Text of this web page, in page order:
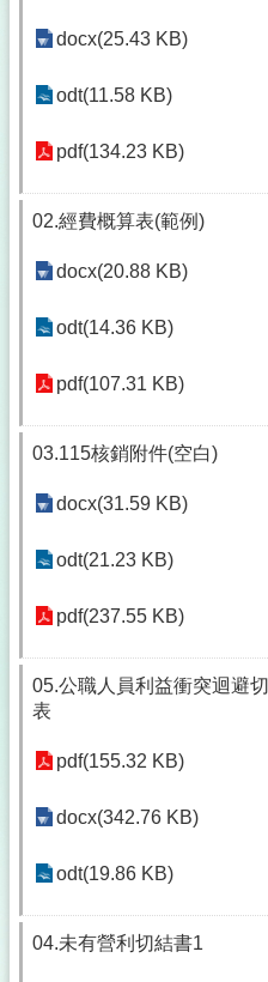
docx(25.43 KB)
odt(11.58 KB)
pdf(134.23 KB)
02.經費概算表(範例)
docx(20.88 KB)
odt(14.36 KB)
pdf(107.31 KB)
03.115核銷附件(空白)
docx(31.59 KB)
odt(21.23 KB)
pdf(237.55 KB)
05.公職人員利益衝突迴避
表
pdf(155.32 KB)
docx(342.76 KB)
odt(19.86 KB)
04.未有營利切結書1